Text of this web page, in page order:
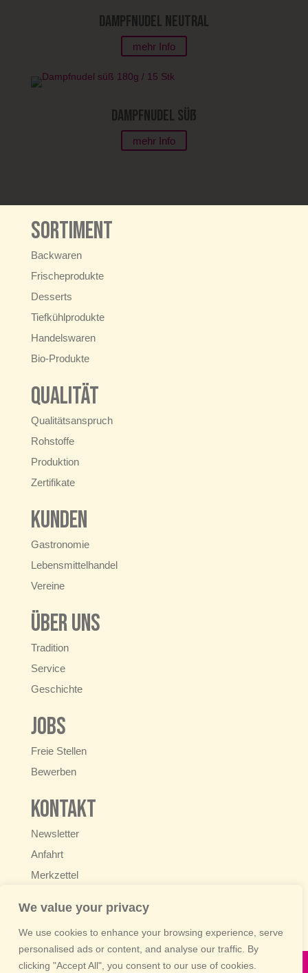
We value your privacy
We use cookies to enhance your browsing experience, serve
personalised ads or content, and analyse our traffic. By
clicking "Accept All", you consent to our use of cookies.
Dampfnudel neutral
mehr Info
Dampfnudel süß
mehr Info
Sortiment
Backwaren
Frischeprodukte
Desserts
Tiefkühlprodukte
Handelswaren
Bio-Produkte
Qualität
Qualitätsanspruch
Rohstoffe
Produktion
Zertifikate
Kunden
Gastronomie
Lebensmittelhandel
Vereine
Über uns
Tradition
Service
Geschichte
Jobs
Freie Stellen
Bewerben
Kontakt
Newsletter
Anfahrt
Merkzettel
info@schaedels-beilagen.de
Home•Datenschutz •Impressum